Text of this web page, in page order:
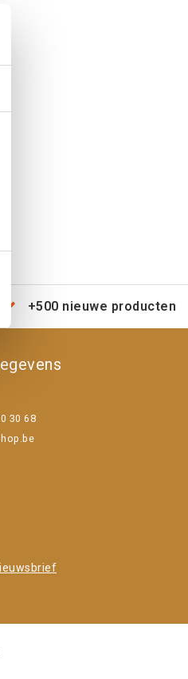
+500 nieuwe producten
30 68